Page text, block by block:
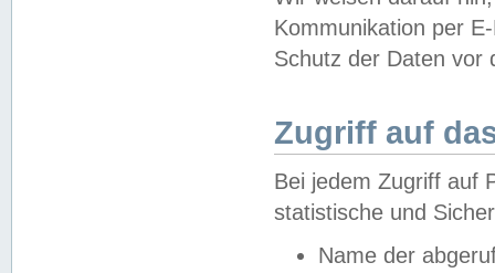
Kommunikation per
Schutz der Daten vor
Zugriff auf
Bei jedem Zugriff auf
statistische und
Name der